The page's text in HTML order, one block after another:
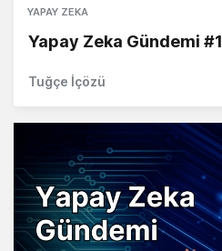
YAPAY ZEKA
Yapay Zeka Gündemi #1
Tuğçe İçözü